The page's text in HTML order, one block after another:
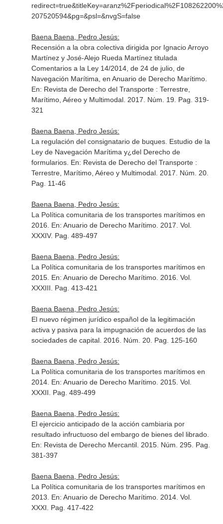
207520594&pg=&psl=&nvgS=false
Baena Baena, Pedro Jesús:
Recensión a la obra colectiva dirigida por Ignacio Arroyo
Martínez y José-Alejo Rueda Martínez titulada
Comentarios a la Ley 14/2014, de 24 de julio, de
Navegación Marítima, en Anuario de Derecho Marítimo.
En: Revista de Derecho del Transporte : Terrestre,
Marítimo, Aéreo y Multimodal. 2017. Núm. 19. Pag. 319-
321
Baena Baena, Pedro Jesús:
La regulación del consignatario de buques. Estudio de la
Ley de Navegación Marítima y¿del Derecho de
formularios. En: Revista de Derecho del Transporte :
Terrestre, Marítimo, Aéreo y Multimodal. 2017. Núm. 20.
Pag. 11-46
Baena Baena, Pedro Jesús:
La Política comunitaria de los transportes marítimos en
2016. En: Anuario de Derecho Marítimo. 2017. Vol.
XXXIV. Pag. 489-497
Baena Baena, Pedro Jesús:
La Política comunitaria de los transportes marítimos en
2015. En: Anuario de Derecho Marítimo. 2016. Vol.
XXXIII. Pag. 413-421
Baena Baena, Pedro Jesús:
El nuevo régimen jurídico español de la legitimación
activa y pasiva para la impugnación de acuerdos de las
sociedades de capital. 2016. Núm. 20. Pag. 125-160
Baena Baena, Pedro Jesús:
La Política comunitaria de los transportes marítimos en
2014. En: Anuario de Derecho Marítimo. 2015. Vol.
XXXII. Pag. 489-499
Baena Baena, Pedro Jesús:
El ejercicio anticipado de la acción cambiaria por
resultado infructuoso del embargo de bienes del librado.
En: Revista de Derecho Mercantil. 2015. Núm. 295. Pag.
381-397
Baena Baena, Pedro Jesús:
La Política comunitaria de los transportes marítimos en
2013. En: Anuario de Derecho Marítimo. 2014. Vol.
XXXI. Pag. 417-422